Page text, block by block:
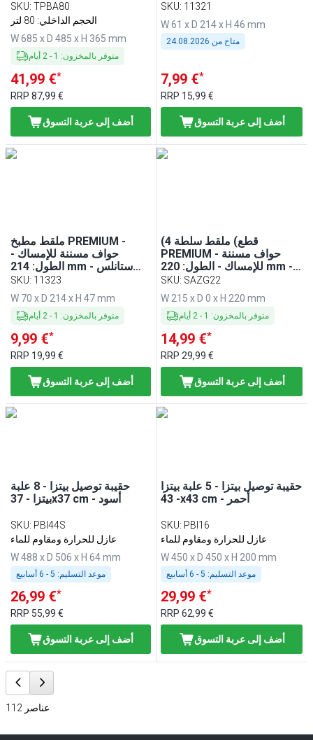
SKU: TPBA80
الحجم الداخلي: 80 لتر
W 685 x D 485 x H 365 mm
متوفر بالمخزون:
1
-
2 أيام
41,99 €*
RRP 87,99 €
أضف إلى عربة التسوق
SKU: 11321
W 61 x D 214 x H 46 mm
متاح من 24.08.2026
7,99 €*
RRP 15,99 €
أضف إلى عربة التسوق
ملقط مطبخ PREMIUM -
حواف مسننة للإمساك -
الطول: 214 mm - ستانلس
ستيل
SKU: 11323
W 70 x D 214 x H 47 mm
متوفر بالمخزون:
1
-
2 أيام
9,99 €*
RRP 19,99 €
أضف إلى عربة التسوق
(4 قطع) ملقط سلطة
PREMIUM - حواف مسننة
للإمساك - الطول: 220 mm -
ستانلس ستيل
SKU: SAZG22
W 215 x D 0 x H 220 mm
متوفر بالمخزون:
1
-
2 أيام
14,99 €*
RRP29,99 €
أضف إلى عربة التسوق
حقيبة توصيل بيتزا - 8 علبة
بيتزا - 37x37 cm - أسود
SKU: PBI44S
عازل للحرارة ومقاوم للماء
W 488 x D 506 x H 64 mm
موعد التسليم:
26,99 €*
RRP 55,99 €
أضف إلى عربة التسوق
حقيبة توصيل بيتزا - 5 علبة بيتزا
- 43x43 cm - أحمر
SKU: PBI16
عازل للحرارة ومقاوم للماء
W 450 x D 450 x H 200 mm
موعد التسليم:
29,99 €*
RRP62,99 €
أضف إلى عربة التسوق
112 عناصر